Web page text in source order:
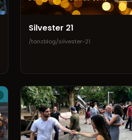
Silvester 21
/tanzblog/silvester-21